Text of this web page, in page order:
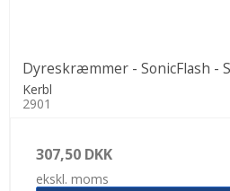
Dyreskræmmer - SonicFlash -
Kerbl
2901
307,50 DKK
ekskl. moms